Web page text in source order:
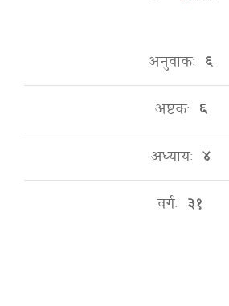
अनुवाकः ६
अष्टकः ६
अध्यायः ४
वर्गः ३१